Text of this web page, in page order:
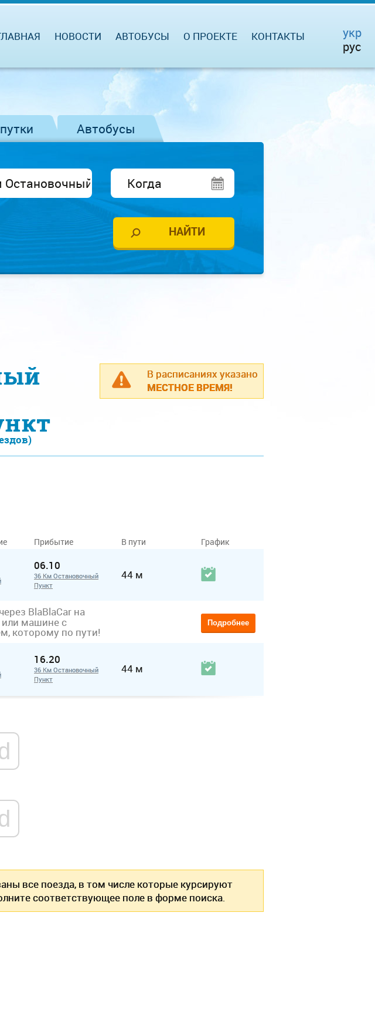
НОВОСТИ АВТОБУСЫ О ПРОЕКТЕ КОНТАКТЫ
укр
рус
Автобусы
В расписаниях указано
МЕСТНОЕ ВРЕМЯ!
Прибытие В пути График
06.10
36 Км Остановочный
Пункт
44 м
BlaBlaCar на
или машине с
которому по пути!
Подробнее
16.20
36 Км Остановочный
Пункт
44 м
все поезда, в том числе которые курсируют
соответствующее поле в форме поиска.